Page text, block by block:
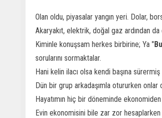
Olan oldu, piyasalar yangın yeri. Dolar,
Akaryakıt, elektrik, doğal gaz ardından
Kiminle konuşsam herkes birbirine; Ya "
sorularını sormaktalar.
Hani kelin ilacı olsa kendi başına sürermiş
Dün bir grup arkadaşımla otururken onlar
Hayatımın hiç bir döneminde ekonomiden
Evin ekonomisini bile zar zor